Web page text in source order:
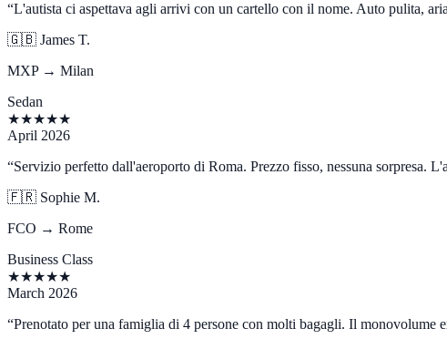
“L'autista ci aspettava agli arrivi con un cartello con il nome. Auto pulita,
🇬🇧 James T.
MXP → Milan
Sedan
★★★★★
April 2026
“Servizio perfetto dall'aeroporto di Roma. Prezzo fisso, nessuna sorpresa.
🇫🇷 Sophie M.
FCO → Rome
Business Class
★★★★★
March 2026
“Prenotato per una famiglia di 4 persone con molti bagagli. Il monovolume